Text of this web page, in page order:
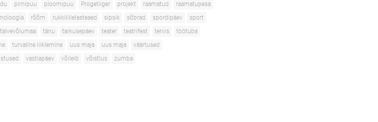
pirnipuu ploomipuu Progetiiger projekt raamatud
raamatupesa
rõõm rukkilillelasteaed sipsik sõbrad spordipäev
sport
talvevõlumaa tänu tarkusepäev teater teatrifest tervis
töötuba
turvaline liiklemine uus maja uus maja
väärtused
vastlapäev võileib võistlus zumba